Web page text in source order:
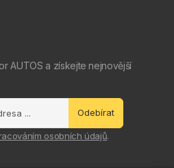
AUTOS a získejte nejnovější
Odebírat
osobních údajů.